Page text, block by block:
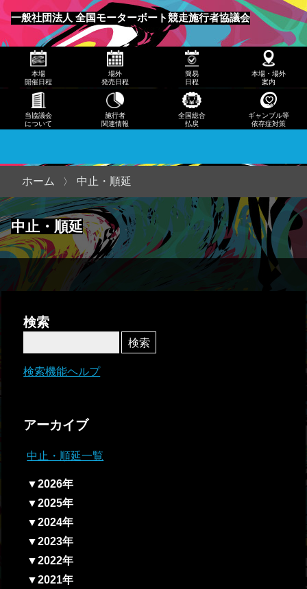
一般社団法人 全国モーターボート競走施行者協議会
メニュー
発売
日程
日程
本
場・
当協
議会
につ
いて
本場
開催日程
場外
発売日程
簡易
日程
本場・場外
案内
当協議会
について
施行者
関連情報
全国総合
払戻
ギャンブル等
依存症対策
中止・順延
ホーム 中止・順延
検索
検索機能ヘルプ
アーカイブ
中止・順延一覧
▼2026年
▼2025年
▼2024年
▼2023年
▼2022年
▼2021年